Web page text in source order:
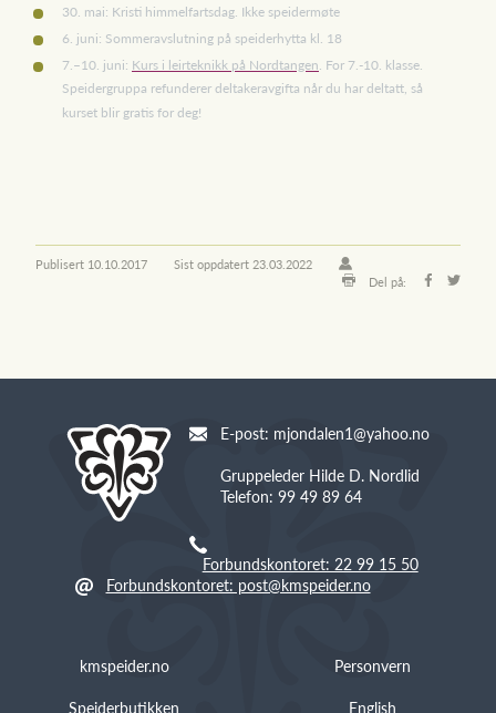
30. mai: Kristi himmelfartsdag. Ikke speidermøte
6. juni: Sommeravslutning på speiderhytta kl. 18
7.–10. juni: Kurs i leirteknikk på Nordtangen. For 7.-10. klasse.
Speidergruppa refunderer deltakeravgifta når du har deltatt, så
kurset blir gratis for deg!
Publisert 10.10.2017 Sist oppdatert 23.03.2022
Del på:
E-post: mjondalen1@yahoo.no
Gruppeleder Hilde D. Nordlid
Telefon: 99 49 89 64
Forbundskontoret: 22 99 15 50
Forbundskontoret: post@kmspeider.no
kmspeider.no
Speiderbutikken
Personvern
English